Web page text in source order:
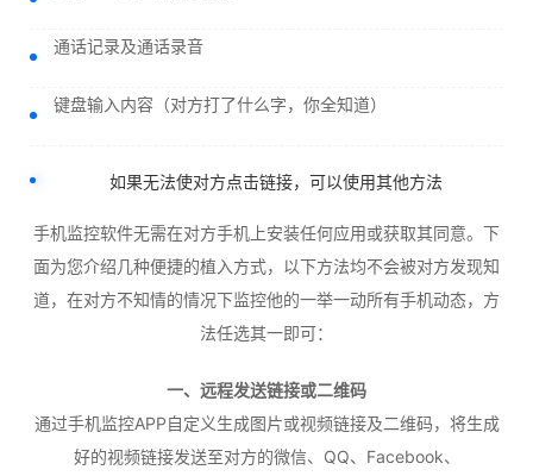
通话记录及通话录音
键盘输入内容（对方打了什么字，你全知道）
如果无法使对方点击链接，可以使用其他方法
手机监控软件无需在对方手机上安装任何应用或获取其同意。下
面为您介绍几种便捷的植入方式，以下方法均不会被对方发现知
道，在对方不知情的情况下监控他的一举一动所有手机动态，方
法任选其一即可：
一、远程发送链接或二维码
通过手机监控APP自定义生成图片或视频链接及二维码，将生成
好的视频链接发送至对方的微信、QQ、Facebook、